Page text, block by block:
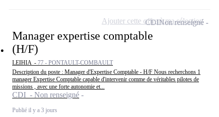
Manager expertise comptable
(H/F)
LEIHIA - 77 - PONTAULT-COMBAULT
Description du poste : Manager d'Expertise Comptable - H/F Nous recherchons 1
manager Expertise Comptable capable d'intervenir comme de véritables pilotes de
missions , avec une forte autonomie et...
CDI - Non renseigné
Publié il y a 3 jours
CDINon renseigné
Ajouter cette offre à ma sélection